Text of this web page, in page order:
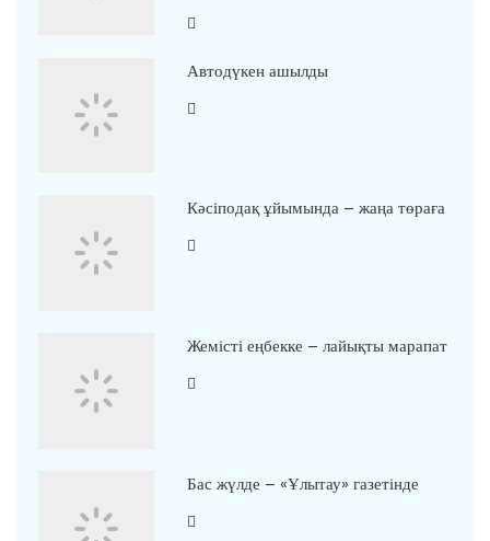
Автодүкен ашылды
Кәсіподақ ұйымында – жаңа төраға
Жемісті еңбекке – лайықты марапат
Бас жүлде – «Ұлытау» газетінде